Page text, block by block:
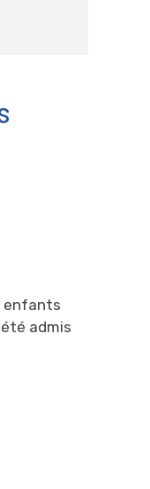
enfants
admis